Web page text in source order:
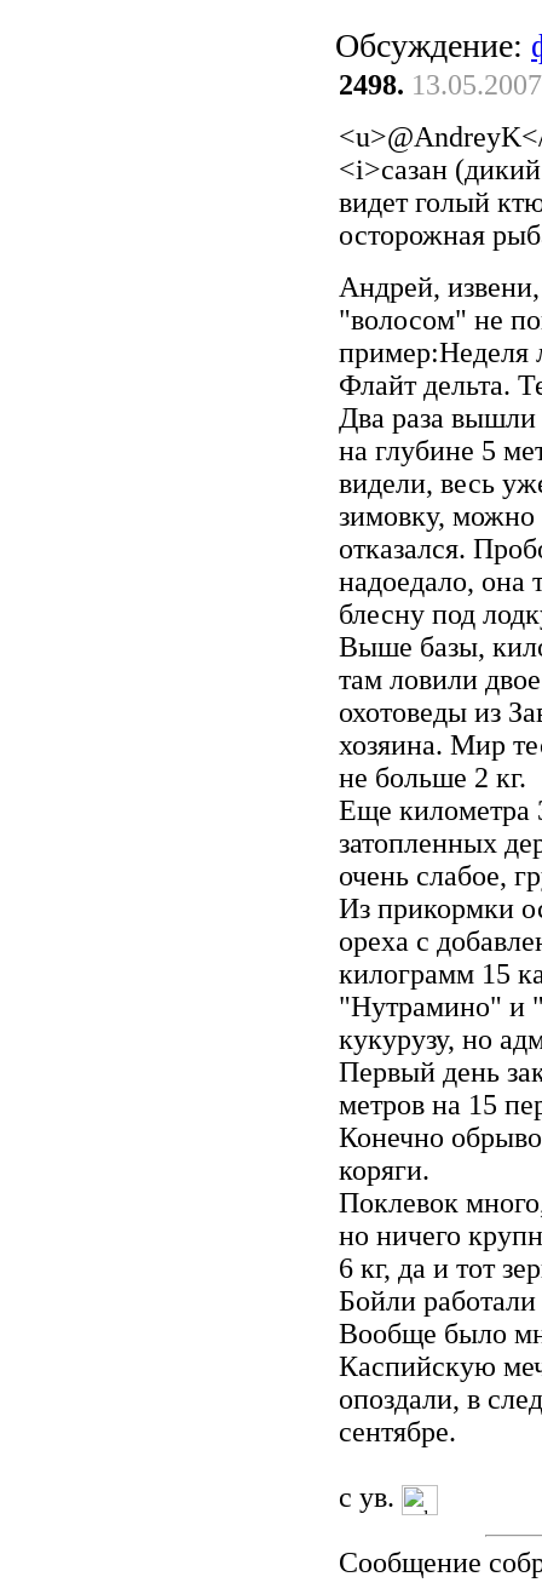
Обсуждение:
2498.
<i>сазан
видет голый
осторожная
Андрей,
"волосом" не
пример:Неделя
Флайт дельта.
Два раза вышли
на глубине 5
видели, весь
зимовку, можно
отказался.
надоедало, она
блесну под
Выше базы,
там ловили
охотоведы из
хозяина. Мир
не больше 2 кг.
Еще километра
затопленных
очень слабое,
Из прикормки
ореха с
килограмм 15
"Нутрамино" и
кукурузу, но
Первый день
метров на 15
Конечно
коряги.
Поклевок
но ничего
6 кг, да и тот
Бойли
Вообще было
Каспийскую
опоздали, в
сентябре.
с ув.
Сообщение